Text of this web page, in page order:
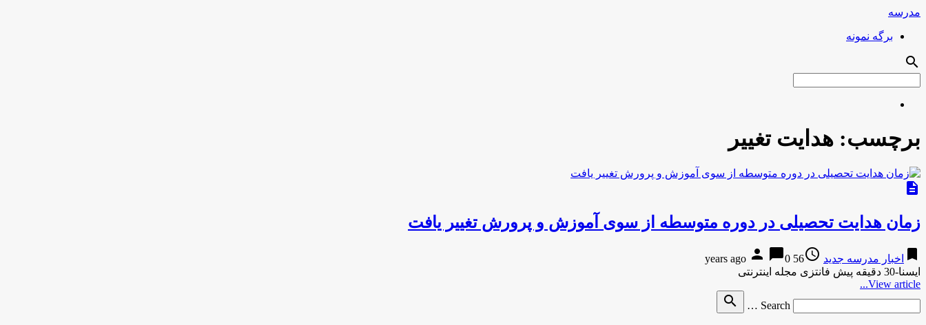
مدرسه
برگه نمونه
search
برچسب: هدایت تغییر
description
زمان هدایت تحصیلی در دوره متوسطه از سوی آموزش و پرورش تغییر یافت
bookmark اخبار مدرسه جدید access_time
56 years ago
person chat_bubble0
ایسنا-30 دقیقه پیش فانتزی مجله اینترنتی
View article...
Search …
search